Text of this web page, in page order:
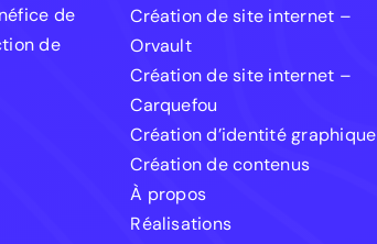
de
de
Création de site internet –
Orvault
Création de site internet –
Carquefou
Création d’identité graphique
Création de contenus
À propos
Réalisations